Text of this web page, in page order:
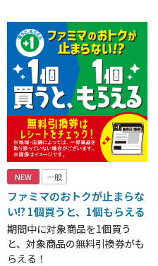
NEW 一般
ファミマのおトクが止まらな
い!? 1個買うと、1個もらえる
期間中に対象商品を1個買う
と、対象商品の無料引換券がも
らえる！